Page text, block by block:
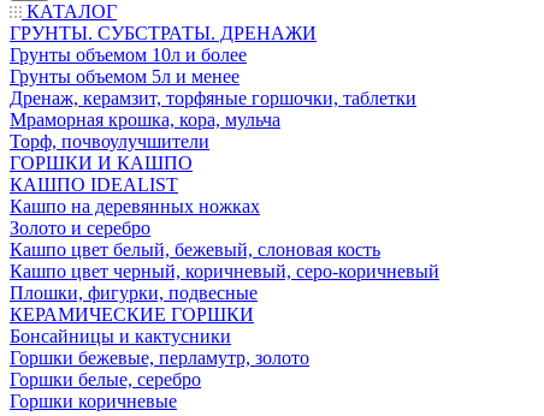
КАТАЛОГ
ГРУНТЫ. СУБСТРАТЫ. ДРЕНАЖИ
Грунты объемом 10л и более
Грунты объемом 5л и менее
Дренаж, керамзит, торфяные горшочки, таблетки
Мраморная крошка, кора, мульча
Торф, почвоулучшители
ГОРШКИ И КАШПО
КАШПО IDEALIST
Кашпо на деревянных ножках
Золото и серебро
Кашпо цвет белый, бежевый, слоновая кость
Кашпо цвет черный, коричневый, серо-коричневый
Плошки, фигурки, подвесные
КЕРАМИЧЕСКИЕ ГОРШКИ
Бонсайницы и кактусники
Горшки бежевые, перламутр, золото
Горшки белые, серебро
Горшки коричневые